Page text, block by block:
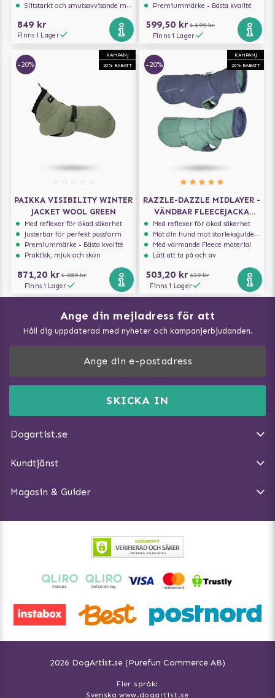
Slitstarkt och smutsavvisande material
849 kr
Finns i Lager
Premiummärke - Bästa kvalité
599,50 kr 1 199 kr
Finns i Lager
KAMPANJ
20% RABATT
-20%
PAIKKA VISIBILITY WINTER
JACKET WOOL GREEN
Med reflexer för ökad säkerhet
Justerbar för perfekt passform
Premiummärke - Bästa kvalité
Praktisk, mjuk och skön
871,20 kr 1 089 kr
Finns i Lager
KAMPANJ
20% RABATT
-20%
RAZZLE-DAZZLE MIDLAYER -
VÄNDBAR FLEECEJACKA
BJÖRNBÄR
Med reflexer för ökad säkerhet
Mät din hund mot storleksguiden för att få rätt storlek
Med värmande Fleece material
Lätt att ta på och av
503,20 kr 629 kr
Finns i Lager
Ange din mejladress för att
Håll dig uppdaterad med nyheter och kampanjerbjudanden.
SKICKA IN
Dogartist.se
DogArtist.se drivs av:
E-post:info@dogartist.se
Kundtjänst
Ångra Köp
Magasin & Guider
Vad kan hundar äta?
Träna Nose Work hemma
Så gör du promenaden roligare
Hundbäddar
2026 DogArtist.se (Purefun Commerce AB)
Fler språk:
Svenska www.dogartist.se